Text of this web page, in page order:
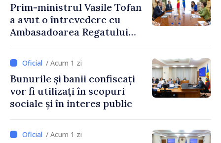
Prim-ministrul Vasile Tofan
a avut o întrevedere cu
Ambasadoarea Regatului
Irlandei de Nord, Fern
Horine / Acum 1 zi
Bunurile și banii confiscați
vor fi utilizați în scopuri
sociale și în interes public
/ Acum 1 zi